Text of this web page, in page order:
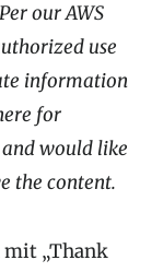
our AWS
use
information
for
would like
the content.
„Thank